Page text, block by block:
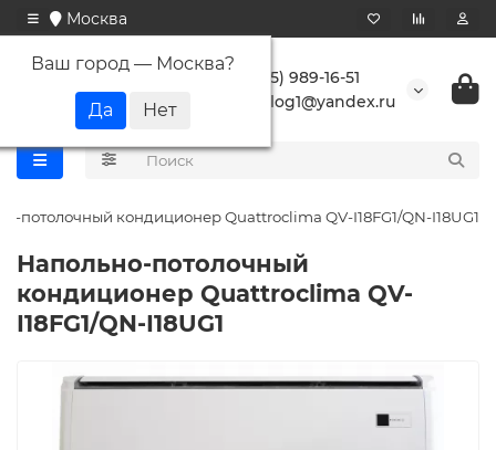
Москва
Ваш город — Москва?
+7 (495) 989-16-51
buranlog1@yandex.ru
потолочный кондиционер Quattroclima QV-I18FG1/QN-I18UG1
Напольно-потолочный
кондиционер Quattroclima QV-
I18FG1/QN-I18UG1